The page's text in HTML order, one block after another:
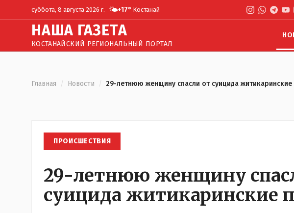
суббота, 8 августа 2026 г. 🌤️+17° Костанай
НАША ГАЗЕТА
КОСТАНАЙСКИЙ РЕГИОНАЛЬНЫЙ ПОРТАЛ
Главная / Новости / 29-летнюю женщину спасли от суицида житикаринские
ПРОИСШЕСТВИЯ
29-летнюю женщину
суицида житикаринские